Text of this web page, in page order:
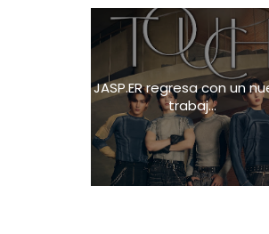
JASP.ER regresa con un
trabaj...